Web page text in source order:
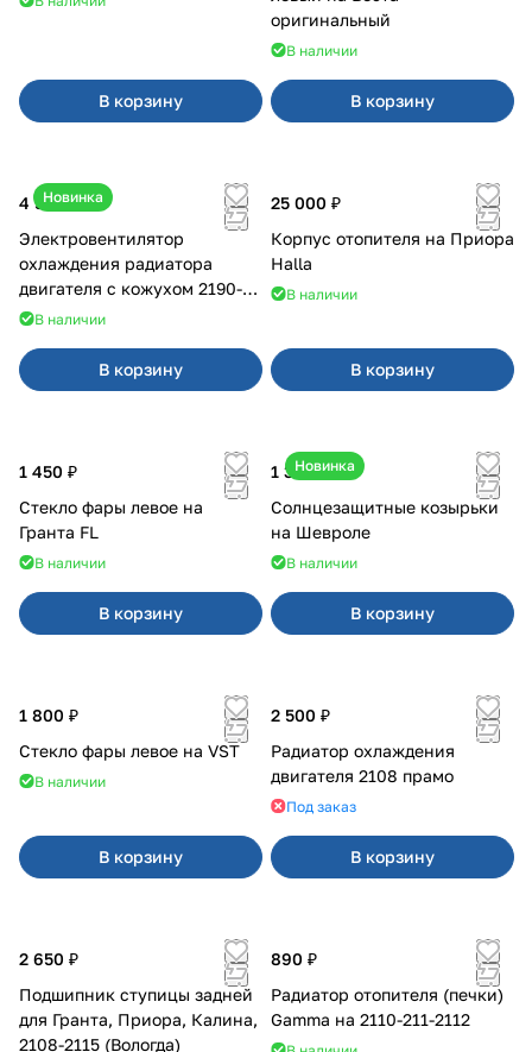
В корзину
оригинальный
В наличии
В корзину
Новинка
4 550 ₽
Электровентилятор
охлаждения радиатора
двигателя с кожухом 2190-
2194 н/о с кондиционером
В наличии
В корзину
25 000 ₽
Корпус отопителя на Приора
Halla
В наличии
В корзину
1 450 ₽
Стекло фары левое на
Гранта FL
В наличии
В корзину
Новинка
1 350 ₽
Солнцезащитные козырьки
на Шевроле
В наличии
В корзину
1 800 ₽
Стекло фары левое на VST
В наличии
В корзину
2 500 ₽
Радиатор охлаждения
двигателя 2108 прамо
Под заказ
В корзину
2 650 ₽
Подшипник ступицы задней
для Гранта, Приора, Калина,
2108-2115 (Вологда)
890 ₽
Радиатор отопителя (печки)
Gamma на 2110-211-2112